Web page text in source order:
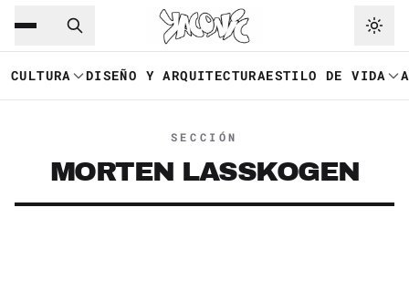
Saltar al contenido principal
CULTURA DISEÑO Y ARQUITECTURAESTILO DE VIDA
SECCIÓN
MORTEN LASSKOGEN